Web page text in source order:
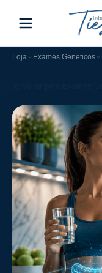
Loja Exames Geneticos